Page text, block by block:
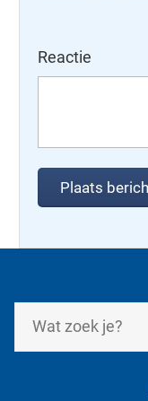
Reactie